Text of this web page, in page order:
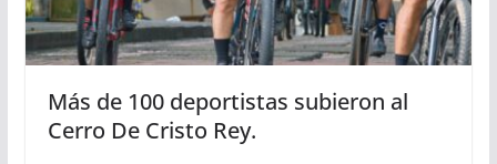
Más de 100 deportistas subieron al
Cerro De Cristo Rey.